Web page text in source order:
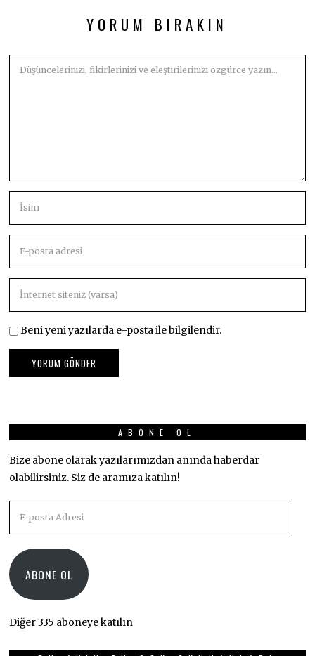
YORUM BIRAKIN
Beni yeni yazılarda e-posta ile bilgilendir.
ABONE OL
Bize abone olarak yazılarımızdan anında haberdar
olabilirsiniz. Siz de aramıza katılın!
posta
ABONE OL
Diğer 335 aboneye katılın